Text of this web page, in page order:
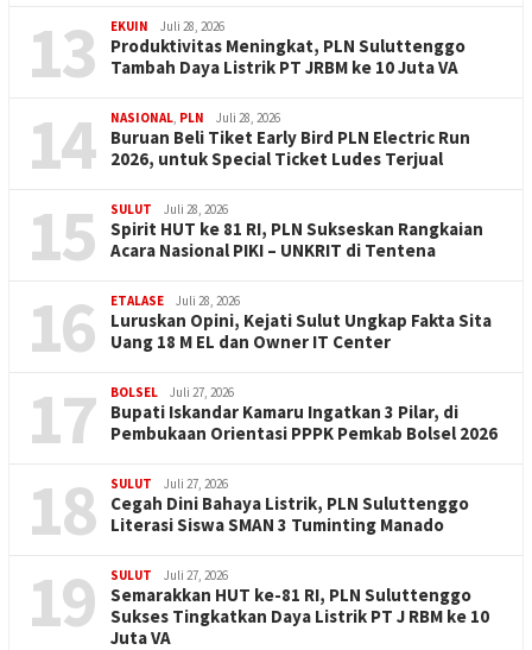
13 EKUIN Juli 28, 2026
Produktivitas Meningkat, PLN Suluttenggo
Tambah Daya Listrik PT JRBM ke 10 Juta VA
14 NASIONAL PLN Juli 28, 2026
Buruan Beli Tiket Early Bird PLN Electric Run
2026, untuk Special Ticket Ludes Terjual
15 SULUT Juli 28, 2026
Spirit HUT ke 81 RI, PLN Sukseskan Rangkaian
Acara Nasional PIKI – UNKRIT di Tentena
16 ETALASE Juli 28, 2026
Luruskan Opini, Kejati Sulut Ungkap Fakta Sita
Uang 18 M EL dan Owner IT Center
17 BOLSEL Juli 27, 2026
Bupati Iskandar Kamaru Ingatkan 3 Pilar, di
Pembukaan Orientasi PPPK Pemkab Bolsel 2026
18 SULUT Juli 27, 2026
Cegah Dini Bahaya Listrik, PLN Suluttenggo
Literasi Siswa SMAN 3 Tuminting Manado
19 SULUT Juli 27, 2026
Semarakkan HUT ke-81 RI, PLN Suluttenggo
Sukses Tingkatkan Daya Listrik PT J RBM ke 10
Juta VA